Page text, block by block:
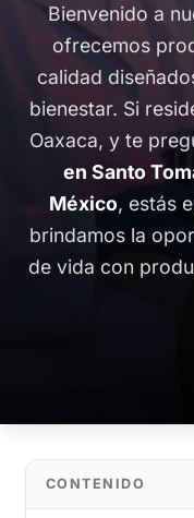
Bienvenido a
ofrecemos
calidad
bienestar. Si
Oaxaca, y te
en Santo
México, estás
brindamos la
de vida con
CONTENIDO